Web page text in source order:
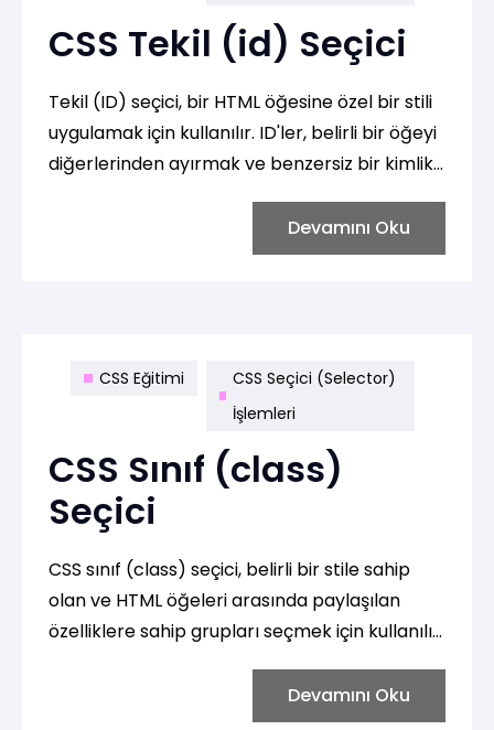
CSS Tekil (id) Seçici
Tekil (ID) seçici, bir HTML öğesine özel bir stili
uygulamak için kullanılır. ID'ler, belirli bir öğeyi
diğerlerinden ayırmak ve benzersiz bir kimlik
Devamını Oku
CSS Eğitimi
CSS Seçici (Selector)
İşlemleri
CSS Sınıf (class)
Seçici
CSS sınıf (class) seçici, belirli bir stile sahip
olan ve HTML öğeleri arasında paylaşılan
özelliklere sahip grupları seçmek için kullanılır.
Devamını Oku